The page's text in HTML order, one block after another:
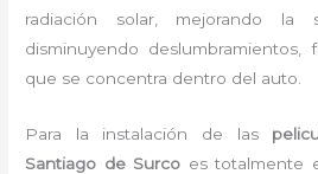
radiación solar, mejorando la
disminuyendo
que se concentra dentro del auto.
Para la instalación de las
Santiago de Surco estotalmente